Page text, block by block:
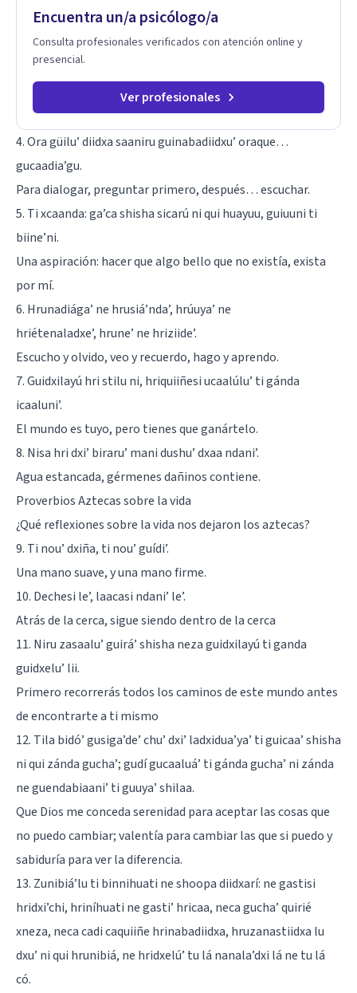
Encuentra un/a psicólogo/a
Consulta profesionales verificados con atención online y
presencial.
Ver profesionales
4. Ora güilu’ diidxa saaniru guinabadiidxu’ oraque…
gucaadia’gu.
Para dialogar, preguntar primero, después… escuchar.
5. Ti xcaanda: ga’ca shisha sicarú ni qui huayuu, guiuuni ti
biine’ni.
Una aspiración: hacer que algo bello que no existía, exista
por mí.
6. Hrunadiága’ ne hrusiá’nda’, hrúuya’ ne
hriétenaladxe’, hrune’ ne hriziide’.
Escucho y olvido, veo y recuerdo, hago y aprendo.
7. Guidxilayú hri stilu ni, hriquiiñesi ucaalúlu’ ti gánda
icaaluni’.
El mundo es tuyo, pero tienes que ganártelo.
8. Nisa hri dxi’ biraru’ mani dushu’ dxaa ndani’.
Agua estancada, gérmenes dañinos contiene.
Proverbios Aztecas sobre la vida
¿Qué reflexiones sobre la vida nos dejaron los aztecas?
9. Ti nou’ dxiña, ti nou’ guídi’.
Una mano suave, y una mano firme.
10. Dechesi le’, laacasi ndani’ le’.
Atrás de la cerca, sigue siendo dentro de la cerca
11. Niru zasaalu’ guirá’ shisha neza guidxilayú ti ganda
guidxelu’ lii.
Primero recorrerás todos los caminos de este mundo antes
de encontrarte a ti mismo
12. Tila bidó’ gusiga’de’ chu’ dxi’ ladxidua’ya’ ti guicaa’ shisha
ni qui zánda gucha’; gudí gucaaluá’ ti gánda gucha’ ni zánda
ne guendabiaani’ ti guuya’ shilaa.
Que Dios me conceda serenidad para aceptar las cosas que
no puedo cambiar; valentía para cambiar las que si puedo y
sabiduría para ver la diferencia.
13. Zunibiá’lu ti binnihuati ne shoopa diidxarí: ne gastisi
hridxi’chi, hriníhuati ne gasti’ hricaa, neca gucha’ quirié
xneza, neca cadi caquiiñe hrinabadiidxa, hruzanastiidxa lu
dxu’ ni qui hrunibiá, ne hridxelú’ tu lá nanala’dxi lá ne tu lá
có.